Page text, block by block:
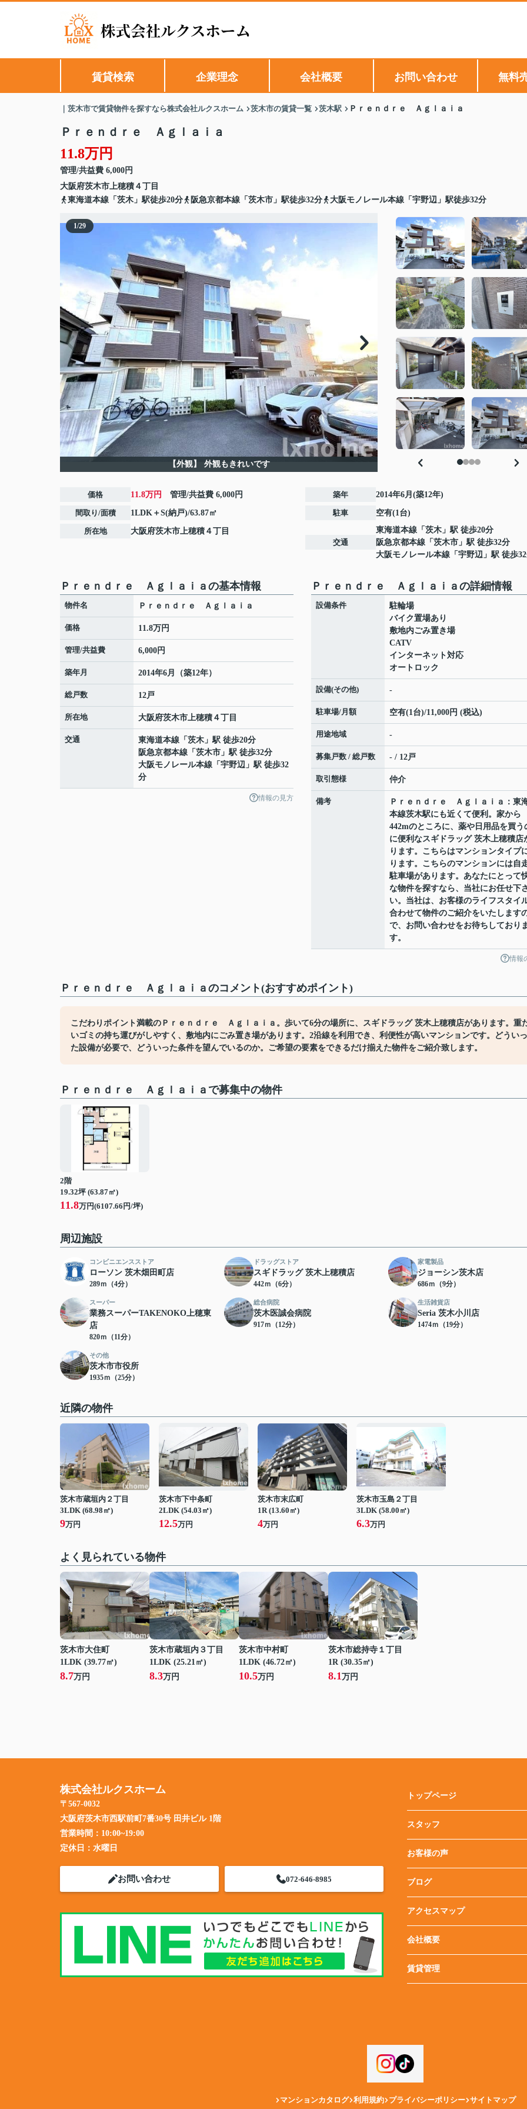
賃貸検索 企業理念 会社概要 お問い合わせ 無料
｜茨木市で賃貸物件を探すなら株式会社ルクスホーム 茨木市の賃貸一覧 茨木駅 Ｐｒｅｎｄｒｅ Ａｇｌａｉａ
Ｐｒｅｎｄｒｅ Ａｇｌａｉａ
11.8万円
管理/共益費 6,000円
大阪府茨木市上穂積 ４丁目
東海道本線「茨木」駅徒歩20分
阪急京都本線「茨木市」駅徒歩32分 大阪モノレール本線「宇野辺」駅徒歩32分
1/29
【外観】 外観もきれいです
価格 11.8万円 管理/共益費 6,000円
間取り/面積 1LDK＋S(納戸)/63.87㎡
所在地 大阪府茨木市上穂積 ４丁目
築年 2014年6月(築12年)
駐車 空有(1台)
交通
東海道本線 「 茨木 」駅 徒歩20分
阪急京都本線 「 茨木市 」駅 徒歩32分
大阪モノレール本線 「 宇野辺 」駅 徒歩
Ｐｒｅｎｄｒｅ Ａｇｌａｉａの基本情報
物件名 Ｐｒｅｎｄｒｅ Ａｇｌａｉａ
価格 11.8万円
管理/共益費 6,000円
築年月 2014年6月（築12年）
総戸数 12戸
所在地 大阪府茨木市上穂積 ４丁目
交通 東海道本線 「 茨木 」駅 徒歩20分
阪急京都本線 「 茨木市 」駅 徒歩32分
大阪モノレール本線 「 宇野辺 」駅 徒歩32
分
情報の見方
Ｐｒｅｎｄｒｅ Ａｇｌａｉａの詳細情報
設備条件
駐輪場
バイク置場あり
敷地内ごみ置き場
CATV
インターネット対応
オートロック
設備(その他) -
駐車場/月額 空有(1台)/11,000円 (税込)
用途地域 -
募集戸数 / 総戸数 - / 12戸
取引態様 仲介
備考
Ｐｒｅｎｄｒｅ Ａｇｌａｉａ：東
本線茨木駅にも近くて便利。家から
442mのところに、薬や日用品を買う
に便利なスギドラッグ 茨木上穂積店
ります。こちらはマンションタイプ
ります。こちらのマンションには自
駐車場があります。あなたにとって
な物件を探すなら、当社にお任せ下
い。当社は、お客様のライフスタイ
合わせて物件のご紹介をいたします
で、お問い合わせをお待ちしており
す。
情報
Ｐｒｅｎｄｒｅ Ａｇｌａｉａのコメント(おすすめポイント)
こだわりポイント満載のＰｒｅｎｄｒｅ Ａｇｌａｉａ。歩いて6分の場所に、スギドラッグ 茨木上穂積店があります。重
いゴミの持ち運びがしやすく、敷地内にごみ置き場があります。2沿線を利用でき、利便性が高いマンションです。どういっ
た設備が必要で、どういった条件を望んでいるのか。ご希望の要素をできるだけ揃えた物件をご紹介致します。
Ｐｒｅｎｄｒｅ Ａｇｌａｉａで募集中の物件
2階
19.32坪 (63.87㎡)
11.8万円(6107.66円/坪)
周辺施設
コンビニエンスストア
ローソン 茨木畑田町店
289ｍ（4分）
ドラッグストア
スギドラッグ 茨木上穂積店
442ｍ（6分）
家電製品
ジョーシン茨木店
686ｍ（9分）
スーパー
業務スーパーTAKENOKO上穂東
店
820ｍ（11分）
総合病院
茨木医誠会病院
917ｍ（12分）
生活雑貨店
Seria 茨木小川店
1474ｍ（19分）
その他
茨木市市役所
1935ｍ（25分）
近隣の物件
茨木市蔵垣内２丁目
3LDK (68.98㎡)
9万円
茨木市下中条町
2LDK (54.03㎡)
12.5万円
茨木市末広町
1R (13.60㎡)
4万円
茨木市玉島２丁目
3LDK (58.00㎡)
6.3万円
よく見られている物件
茨木市大住町
1LDK (39.77㎡)
8.7万円
茨木市蔵垣内３丁目
1LDK (25.21㎡)
8.3万円
茨木市中村町
1LDK (46.72㎡)
10.5万円
茨木市総持寺１丁目
1R (30.35㎡)
8.1万円
株式会社ルクスホーム
〒567-0032
大阪府茨木市西駅前町7番30号 田井ビル 1階
営業時間： 10:00~19:00
定休日： 水曜日
お問い合わせ 072-646-8985
トップページ
スタッフ
お客様の声
ブログ
アクセスマップ
会社概要
賃貸管理
マンションカタログ 利用規約 プライバシーポリシー サイトマップ